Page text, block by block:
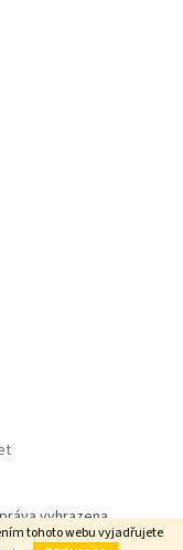
tohoto webu vyjadřujete
vyhrazena.